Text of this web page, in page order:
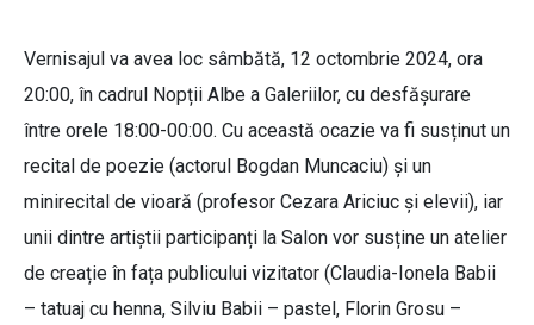
Vernisajul va avea loc sâmbătă, 12 octombrie 2024, ora
20:00, în cadrul Nopții Albe a Galeriilor, cu desfășurare
între orele 18:00-00:00. Cu această ocazie va fi susținut un
recital de poezie (actorul Bogdan Muncaciu) și un
minirecital de vioară (profesor Cezara Ariciuc și elevii), iar
unii dintre artiștii participanți la Salon vor susține un atelier
de creație în fața publicului vizitator (Claudia-Ionela Babii
– tatuaj cu henna, Silviu Babii – pastel, Florin Grosu –